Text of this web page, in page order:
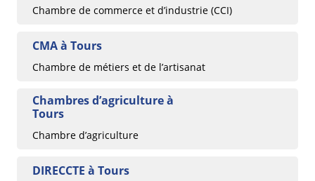
Chambre de commerce et d’industrie (CCI)
CMA à Tours
Chambre de métiers et de l’artisanat
Chambres d’agriculture à
Tours
Chambre d’agriculture
DIRECCTE à Tours